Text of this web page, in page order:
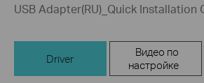
USB Adapter(RU)_Quick Installation
Driver
Видео по
настройке